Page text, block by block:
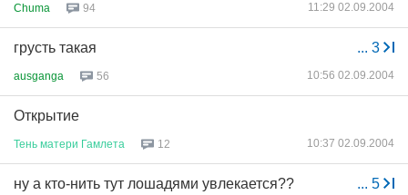
Chuma 94 11:29 02.09.2004
... 3
грусть такая
ausganga 56 10:56 02.09.2004
Открытие
Тень матери Гамлета 12 10:37 02.09.2004
... 5
ну а кто-нить тут лошадями увлекается??